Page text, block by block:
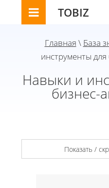
TOBIZ
Главная \ База
инструменты
Навыки и
бизнес-
Показать /